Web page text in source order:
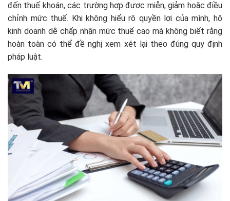
đến thuế khoán, các trường hợp được miễn, giảm hoặc điều
chỉnh mức thuế. Khi không hiểu rõ quyền lợi của mình, hộ
kinh doanh dễ chấp nhận mức thuế cao mà không biết rằng
hoàn toàn có thể đề nghị xem xét lại theo đúng quy định
pháp luật.